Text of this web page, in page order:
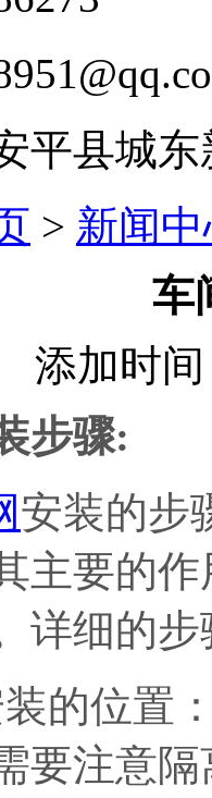
平县城
> 新闻
车
添加时
步骤:
安装的步
主要的
详细的
的位置
要注意